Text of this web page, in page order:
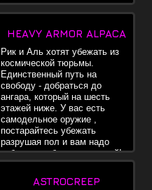
HEAVY ARMOR ALPACA
Рик и Аль хотят убежать из
космической тюрьмы.
Единственный путь на
свободу - добраться до
ангара, который на шесть
этажей ниже. У вас есть
самодельное оружие ,
постарайтесь убежать
разрушая пол и вам надо
избежать гибели от трутней!
ASTROCREEP